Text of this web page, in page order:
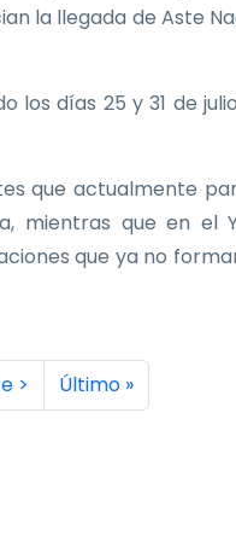
la llegada de Aste
los días 25 y 31 de
que actualmente
mientras que en el
que ya no
página
> Última página
Último »